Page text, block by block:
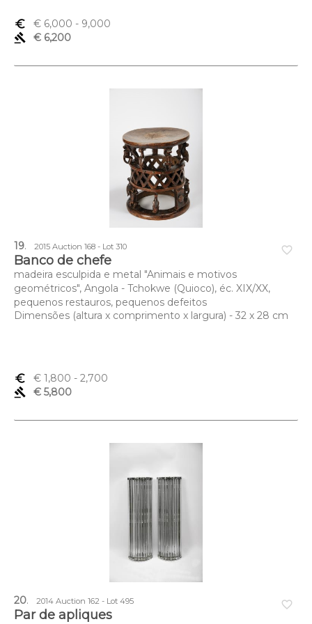
euro_symbol € 6,000 - 9,000
gavel
€ 6,200
favorite_border
19. 2015 Auction 168 - Lot 310
Banco de chefe
madeira esculpida e metal "Animais e motivos
geométricos", Angola - Tchokwe (Quioco), éc. XIX/XX,
pequenos restauros, pequenos defeitos
Dimensões (altura x comprimento x largura) - 32 x 28 cm
euro_symbol € 1,800 - 2,700
gavel
€ 5,800
favorite_border
20. 2014 Auction 162 - Lot 495
Par de apliques